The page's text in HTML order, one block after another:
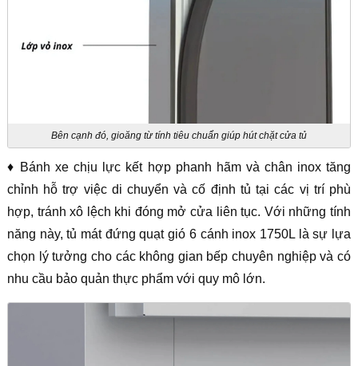
Bên cạnh đó, gioăng từ tính tiêu chuẩn giúp hút chặt cửa tủ
♦ Bánh xe chịu lực kết hợp phanh hãm và chân inox tăng
chỉnh hỗ trợ việc di chuyển và cố định tủ tại các vị trí phù
hợp, tránh xô lệch khi đóng mở cửa liên tục. Với những tính
năng này, tủ mát đứng quạt gió 6 cánh inox 1750L là sự lựa
chọn lý tưởng cho các không gian bếp chuyên nghiệp và có
nhu cầu bảo quản thực phẩm với quy mô lớn.